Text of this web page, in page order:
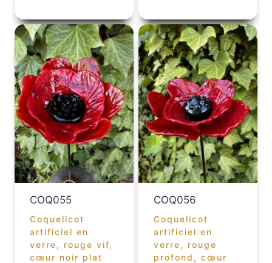
COQ055
Coquelicot
artificiel en
verre, rouge vif,
cœur noir plat
COQ056
Coquelicot
artificiel en
verre, rouge
profond, cœur